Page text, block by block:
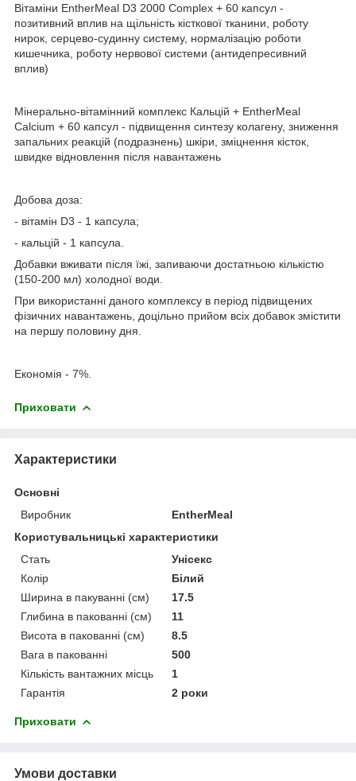
Вітаміни EntherMeal D3 2000 Complex + 60 капсул -
позитивний вплив на щільність кісткової тканини, роботу
нирок, серцево-судинну систему, нормалізацію роботи
кишечника, роботу нервової системи (антидепресивний
вплив)
Мінерально-вітамінний комплекс Кальцій + EntherMeal
Calcium + 60 капсул - підвищення синтезу колагену, зниження
запальних реакцій (подразнень) шкіри, зміцнення кісток,
швидке відновлення після навантажень
Добова доза:
- вітамін D3 - 1 капсула;
- кальцій - 1 капсула.
Добавки вживати після їжі, запиваючи достатньою кількістю
(150-200 мл) холодної води.
При використанні даного комплексу в період підвищених
фізичних навантажень, доцільно прийом всіх добавок змістити
на першу половину дня.
Економія - 7%.
Приховати
Характеристики
Основні
Виробник
EntherMeal
Користувальницькі характеристики
Стать
Унісекс
Колір
Білий
Ширина в пакуванні (см)
17.5
Глибина в пакованні (см)
11
Висота в пакованні (см)
8.5
Вага в пакованні
500
Кількість вантажних місць
1
Гарантія
2 роки
Приховати
Умови доставки